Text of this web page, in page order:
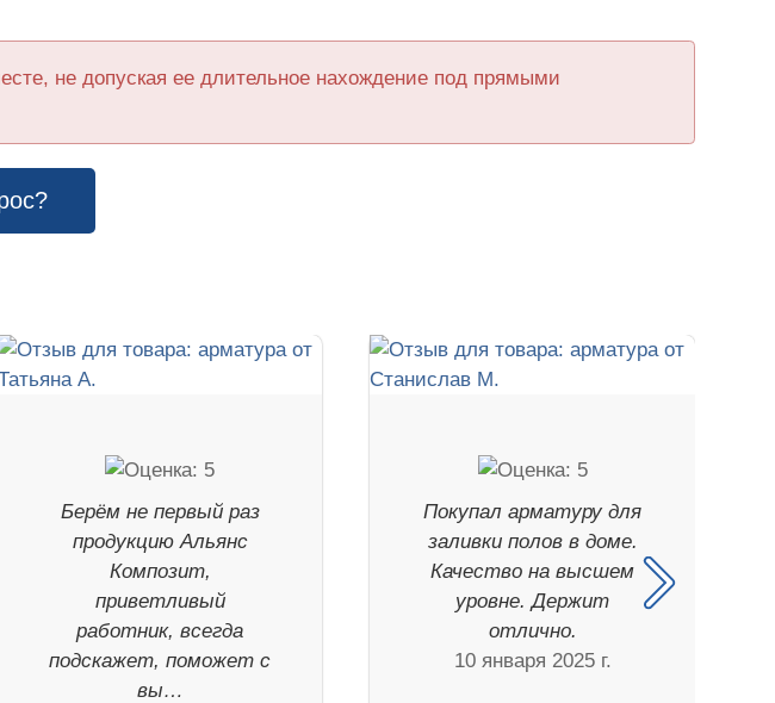
не допуская ее длительное нахождение под прямыми
Берём не первый раз
продукцию Альянс
Композит,
приветливый
работник, всегда
подскажет, поможет с
вы…
Покупал арматуру для
заливки полов в доме.
Качество на высшем
уровне. Держит
отлично.
10 января 2025 г.